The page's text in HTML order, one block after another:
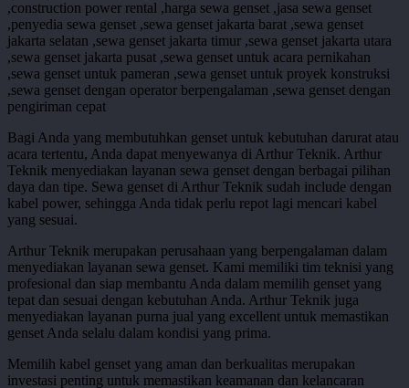
Bagi Anda yang membutuhkan genset untuk kebutuhan darurat atau
acara tertentu, Anda dapat menyewanya di Arthur Teknik. Arthur
Teknik menyediakan layanan sewa genset dengan berbagai pilihan
daya dan tipe. Sewa genset di Arthur Teknik sudah include dengan
kabel power, sehingga Anda tidak perlu repot lagi mencari kabel
yang sesuai.
Arthur Teknik merupakan perusahaan yang berpengalaman dalam
menyediakan layanan sewa genset. Kami memiliki tim teknisi yang
profesional dan siap membantu Anda dalam memilih genset yang
tepat dan sesuai dengan kebutuhan Anda. Arthur Teknik juga
menyediakan layanan purna jual yang excellent untuk memastikan
genset Anda selalu dalam kondisi yang prima.
Memilih kabel genset yang aman dan berkualitas merupakan
investasi penting untuk memastikan keamanan dan kelancaran